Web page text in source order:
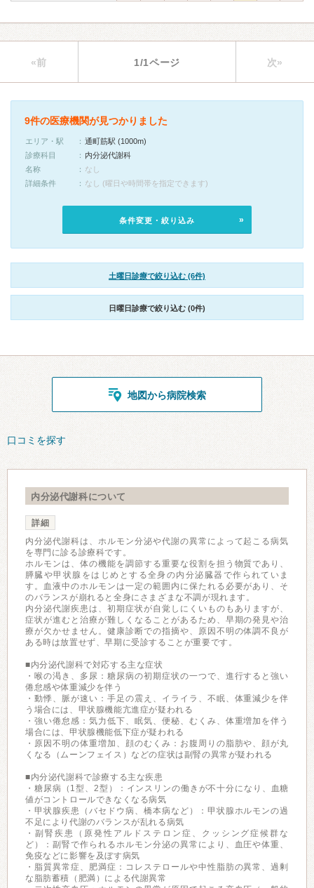
«前 1/1ページ 次»
9件の医療機関が見つかりました
エリア・駅
通町筋駅 (1000m)
診療科目
内分泌代謝科
名称
なし
詳細条件
なし (曜日や時間帯を指定できます)
条件変更・絞り込み
土曜日診療で絞り込む (6件)
日曜日診療で絞り込む (0件)
地図から病院検索
口コミを探す
内分泌代謝科について
詳細
内分泌代謝科は、ホルモン分泌や代謝の異常によって起こる病気
を専門に診る診療科です。
ホルモンは、体の機能を調節する重要な役割を担う物質であり、
膵臓や甲状腺をはじめとする全身の内分泌臓器で作られていま
す。血液中のホルモンは一定の範囲内に保たれる必要があり、そ
のバランスが崩れると全身にさまざまな不調が現れます。
内分泌代謝疾患は、初期症状が自覚しにくいものもありますが、
症状が進むと治療が難しくなることがあるため、早期の発見や治
療が欠かせません。健康診断での指摘や、原因不明の体調不良が
ある時は放置せず、早期に受診することが重要です。
■内分泌代謝科で対応する主な症状
・喉の渇き、多尿：糖尿病の初期症状の一つで、進行すると強い
倦怠感や体重減少を伴う
・動悸、脈が速い：手足の震え、イライラ、不眠、体重減少を伴
う場合には、甲状腺機能亢進症が疑われる
・強い倦怠感：気力低下、眠気、便秘、むくみ、体重増加を伴う
場合には、甲状腺機能低下症が疑われる
・原因不明の体重増加、顔のむくみ：お腹周りの脂肪や、顔が丸
くなる（ムーンフェイス）などの症状は副腎の異常が疑われる
■内分泌代謝科で診療する主な疾患
・糖尿病（1型、2型）：インスリンの働きが不十分になり、血糖
値がコントロールできなくなる病気
・甲状腺疾患（バセドウ病、橋本病など）：甲状腺ホルモンの過
不足により代謝のバランスが乱れる病気
・副腎疾患（原発性アルドステロン症、クッシング症候群な
ど）：副腎で作られるホルモン分泌の異常により、血圧や体重、
免疫などに影響を及ぼす病気
・脂質異常症、肥満症：コレステロールや中性脂肪の異常、過剰
な脂肪蓄積（肥満）による代謝異常